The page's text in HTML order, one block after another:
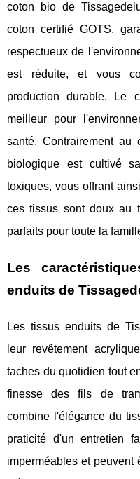
coton bio de
coton certifié GOTS,
respectueux de
est réduite, et vous
production durable. Le
meilleur pour
santé. Contrairement au
biologique est cultivé
toxiques, vous offrant
ces tissus sont doux au
parfaits pour toute la
Les
enduits de
Les tissus enduits de
leur revêtement
taches du quotidien tout
finesse des fils de
combine l'élégance du
praticité d'un entretien
imperméables et peuvent